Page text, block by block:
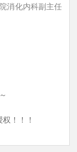
消化内科副主任
！！！